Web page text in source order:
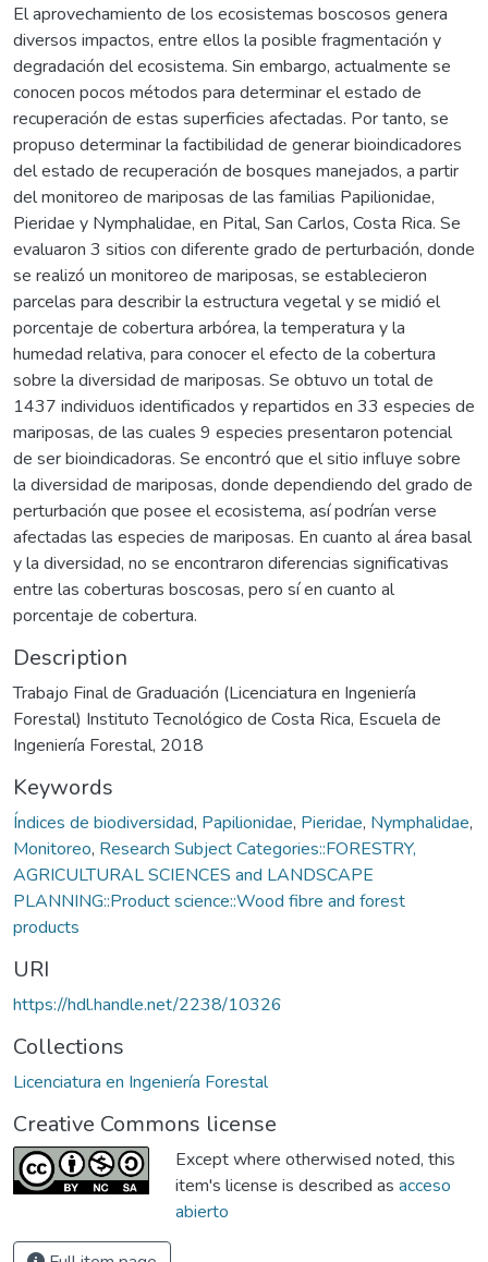
El aprovechamiento de los ecosistemas boscosos genera
diversos impactos, entre ellos la posible fragmentación y
degradación del ecosistema. Sin embargo, actualmente se
conocen pocos métodos para determinar el estado de
recuperación de estas superficies afectadas. Por tanto, se
propuso determinar la factibilidad de generar bioindicadores
del estado de recuperación de bosques manejados, a partir
del monitoreo de mariposas de las familias Papilionidae,
Pieridae y Nymphalidae, en Pital, San Carlos, Costa Rica. Se
evaluaron 3 sitios con diferente grado de perturbación, donde
se realizó un monitoreo de mariposas, se establecieron
parcelas para describir la estructura vegetal y se midió el
porcentaje de cobertura arbórea, la temperatura y la
humedad relativa, para conocer el efecto de la cobertura
sobre la diversidad de mariposas. Se obtuvo un total de
1437 individuos identificados y repartidos en 33 especies de
mariposas, de las cuales 9 especies presentaron potencial
de ser bioindicadoras. Se encontró que el sitio influye sobre
la diversidad de mariposas, donde dependiendo del grado de
perturbación que posee el ecosistema, así podrían verse
afectadas las especies de mariposas. En cuanto al área basal
y la diversidad, no se encontraron diferencias significativas
entre las coberturas boscosas, pero sí en cuanto al
porcentaje de cobertura.
Description
Trabajo Final de Graduación (Licenciatura en Ingeniería
Forestal) Instituto Tecnológico de Costa Rica, Escuela de
Ingeniería Forestal, 2018
Keywords
Índices de biodiversidad, Papilionidae, Pieridae, Nymphalidae,
Monitoreo, Research Subject Categories::FORESTRY,
AGRICULTURAL SCIENCES and LANDSCAPE
PLANNING::Product science::Wood fibre and forest
products
URI
https://hdl.handle.net/2238/10326
Collections
Licenciatura en Ingeniería Forestal
Creative Commons license
Except where otherwised noted, this
item's license is described as acceso
abierto